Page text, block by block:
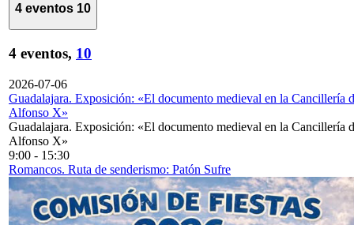
4 eventos 10
4 eventos, 10
2026-07-06
Guadalajara. Exposición: «El documento medieval en la Cancillería
Alfonso X»
Guadalajara. Exposición: «El documento medieval en la Cancillería
Alfonso X»
9:00 - 15:30
Romancos. Ruta de senderismo: Patón Sufre